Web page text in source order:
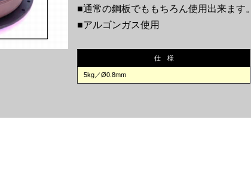
■通常の鋼板でももちろん使用出来ます。
■アルゴンガス使用
仕 様
5kg／Ø0.8mm